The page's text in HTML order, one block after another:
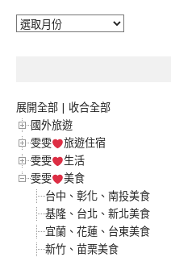
彙
展開全部 | 收合全部
國外旅遊
雯雯
旅遊住宿
雯雯
生活
雯雯
美食
台中、彰化、南投美食
基隆、台北、新北美食
宜蘭、花蓮、台東美食
新竹、苗栗美食